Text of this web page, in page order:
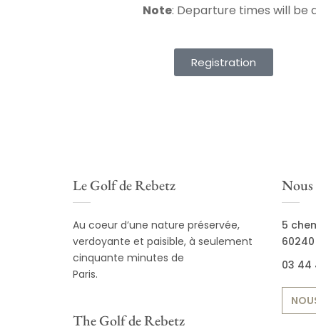
Note: Departure times will be
Registration
Le Golf de Rebetz
Au coeur d’une nature préservée,
verdoyante et paisible, à seulement
cinquante minutes de
Paris.
The Golf de Rebetz
Nous
5
03 44